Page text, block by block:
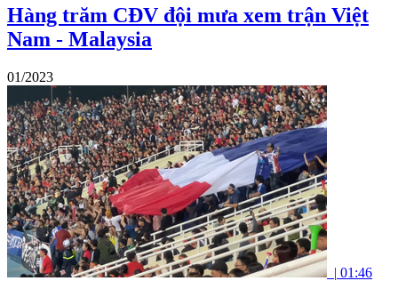
Hàng trăm CĐV đội mưa xem trận Việt
Nam - Malaysia
01/2023
| 01:46